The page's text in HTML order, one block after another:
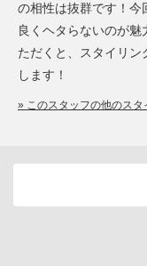
の相性は抜群です！今
良くヘタらないのが
ただくと、スタイリ
します！
» このスタッフの他のスタ